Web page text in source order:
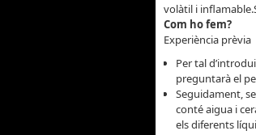
volàtil i
Com ho fem?
Experiència prèvia
Per tal
preguntarà el
Seguidament,
conté aigua i
els diferents